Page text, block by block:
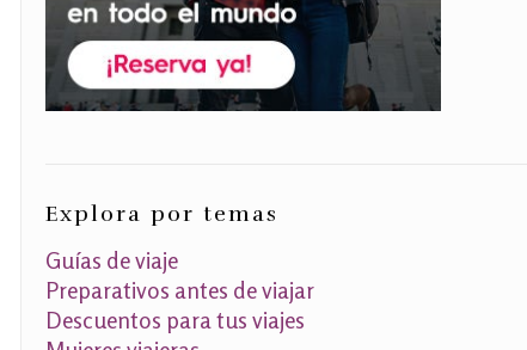
Explora por temas
Guías de viaje
Preparativos antes de viajar
Descuentos para tus viajes